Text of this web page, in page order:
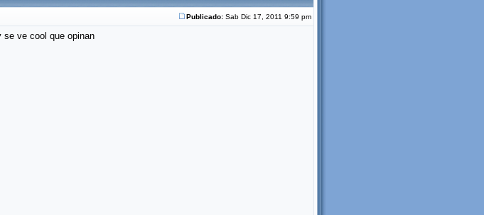
Publicado: Sab Dic 17, 2011 9:59 pm
se ve cool que opinan